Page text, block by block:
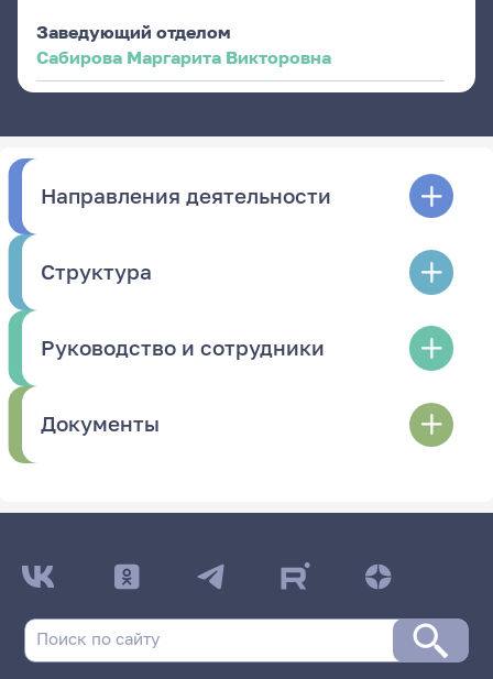
Заведующий отделом
Сабирова Маргарита Викторовна
Направления деятельности
Структура
Руководство и сотрудники
Документы